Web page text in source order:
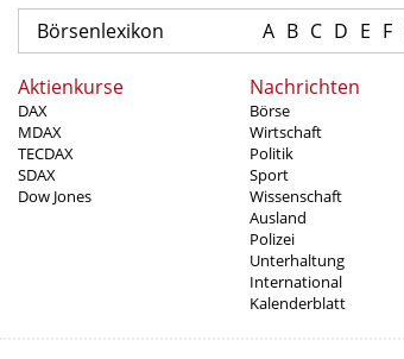
Börsenlexikon A B C D E F
Aktienkurse
DAX
MDAX
TECDAX
SDAX
Dow Jones
Nachrichten
Börse
Wirtschaft
Politik
Sport
Wissenschaft
Ausland
Polizei
Unterhaltung
International
Kalenderblatt